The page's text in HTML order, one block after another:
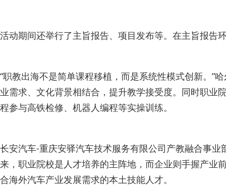
活动期间还举行了主旨报告、项目发布等。在主旨报告
“职教出海不是简单课程移植，而是系统性模式创新。”
业需求、文化背景相结合，提升教学接受度。同时职业
程参与高铁检修、机器人编程等实操训练。
长安汽车-重庆安驿汽车技术服务有限公司产教融合事
来，职业院校是人才培养的主阵地，而企业则手握产业
合海外汽车产业发展需求的本土技能人才。